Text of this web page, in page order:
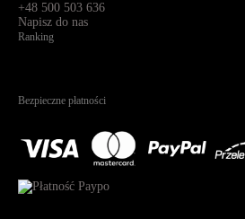
+48 500 503 636
Napisz do nas
Ranking
Bezpieczne płatności